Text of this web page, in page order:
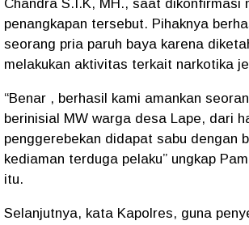
Chandra S.I.K, MH., saat dikonfirmasi
penangkapan tersebut. Pihaknya
seorang pria paruh baya karena
melakukan aktivitas terkait narkotika
“Benar , berhasil kami amankan
berinisial MW warga desa Lape, dari
penggerebekan didapat sabu dengan
kediaman terduga pelaku” ungkap
itu.
Selanjutnya, kata Kapolres, guna